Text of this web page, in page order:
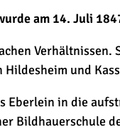
am 14. Juli
Hildesheim und
Eberlein in die
Bildhauerschule